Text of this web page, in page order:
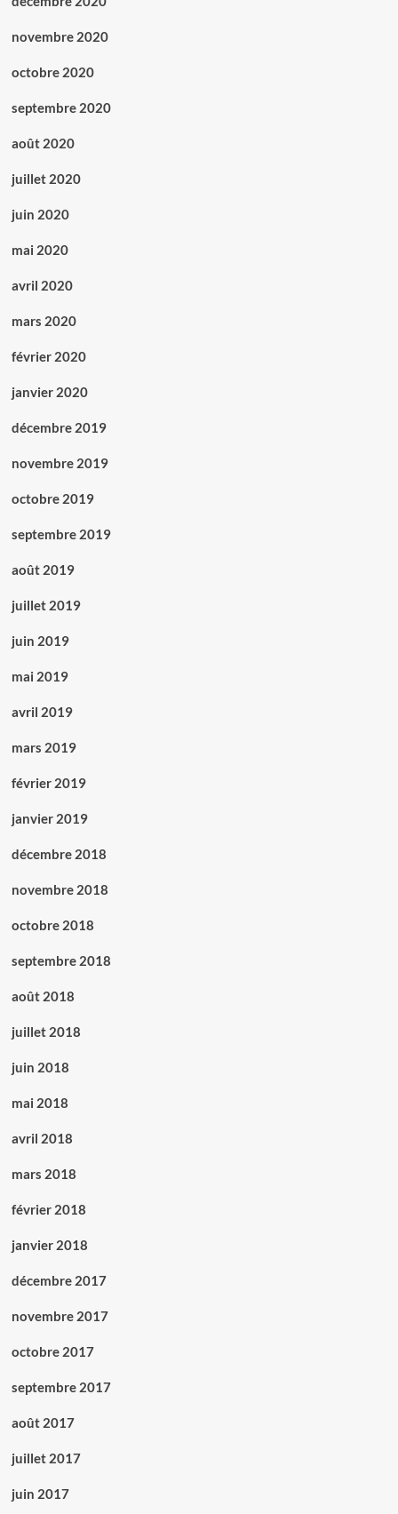
novembre 2020
octobre 2020
septembre 2020
août 2020
juillet 2020
juin 2020
mai 2020
avril 2020
mars 2020
février 2020
janvier 2020
décembre 2019
novembre 2019
octobre 2019
septembre 2019
août 2019
juillet 2019
juin 2019
mai 2019
avril 2019
mars 2019
février 2019
janvier 2019
décembre 2018
novembre 2018
octobre 2018
septembre 2018
août 2018
juillet 2018
juin 2018
mai 2018
avril 2018
mars 2018
février 2018
janvier 2018
décembre 2017
novembre 2017
octobre 2017
septembre 2017
août 2017
juillet 2017
juin 2017